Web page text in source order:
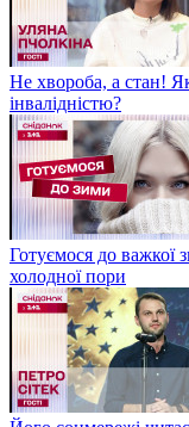
Не хвороба, а стан!
інвалідністю?
Готуємося до
холодної пори